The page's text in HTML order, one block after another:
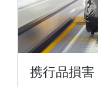
携行品損害